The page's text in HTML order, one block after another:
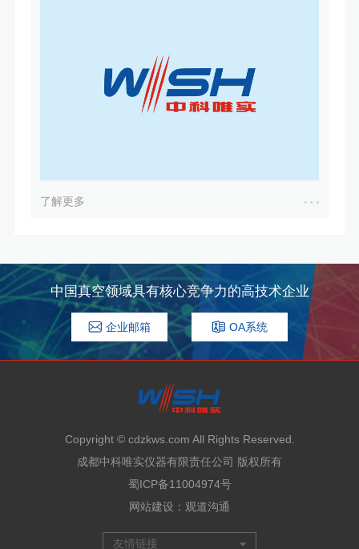
了解更多
中国真空领域具有核心竞争力的高技术企业
企业邮箱 OA系统
Copyright © cdzkws.com All Rights Reserved.
成都中科唯实仪器有限责任公司 版权所有
蜀ICP备11004974号
网站建设 ： 观道沟通
友情链接